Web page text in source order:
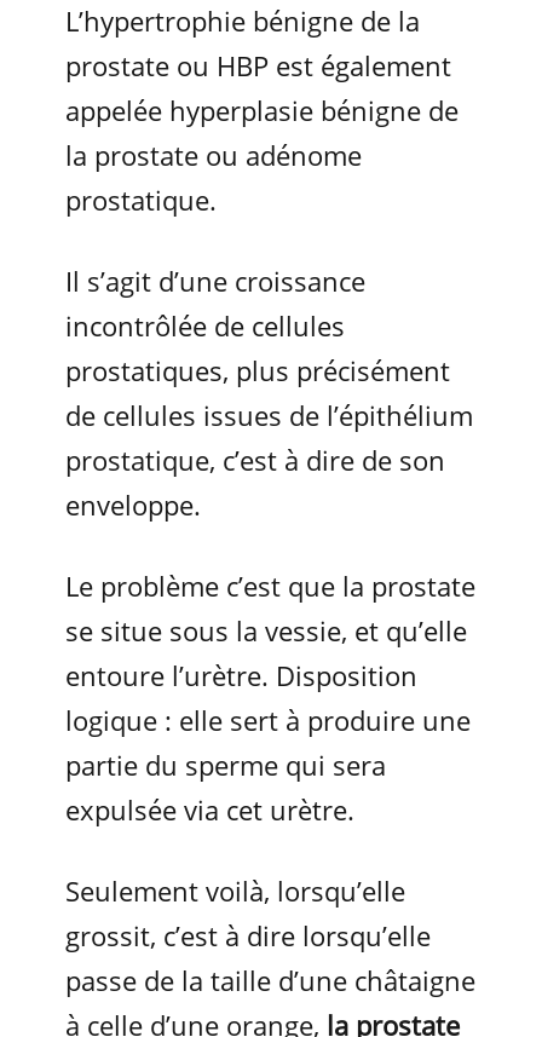
L’hypertrophie bénigne de la
prostate ou HBP est également
appelée hyperplasie bénigne de
la prostate ou adénome
prostatique.
Il s’agit d’une croissance
incontrôlée de cellules
prostatiques, plus précisément
de cellules issues de l’épithélium
prostatique, c’est à dire de son
enveloppe.
Le problème c’est que la prostate
se situe sous la vessie, et qu’elle
entoure l’urètre. Disposition
logique : elle sert à produire une
partie du sperme qui sera
expulsée via cet urètre.
Seulement voilà, lorsqu’elle
grossit, c’est à dire lorsqu’elle
passe de la taille d’une châtaigne
à celle d’une orange, la prostate